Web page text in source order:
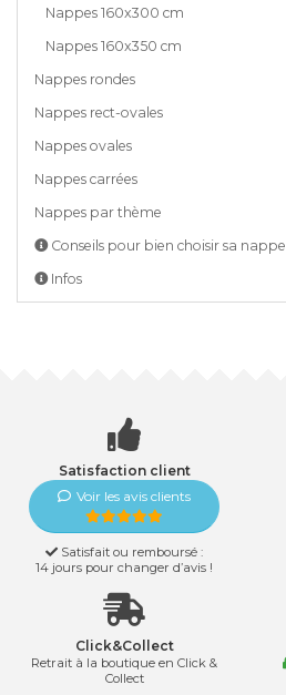
Nappes 160x300 cm
Nappes 160x350 cm
Nappes rondes
Nappes rect-ovales
Nappes ovales
Nappes carrées
Nappes par thème
Conseils pour bien choisir sa nappe
Infos
Satisfaction client
Voir les avis clients
Satisfait ou remboursé :
14 jours pour changer d’avis !
Click&Collect
Retrait à la boutique en Click &
Collect